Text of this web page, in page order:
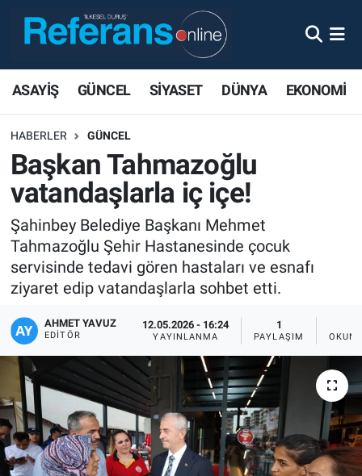
ASAYİŞ GÜNCEL SİYASET DÜNYA EKONOMİ
HABERLER GÜNCEL
Başkan Tahmazoğlu
vatandaşlarla iç içe!
Şahinbey Belediye Başkanı Mehmet
Tahmazoğlu Şehir Hastanesinde çocuk
servisinde tedavi gören hastaları ve esnafı
ziyaret edip vatandaşlarla sohbet etti.
AHMET YAVUZ
EDITÖR
12.05.2026 - 16:24
YAYINLANMA
1
PAYLAŞIM